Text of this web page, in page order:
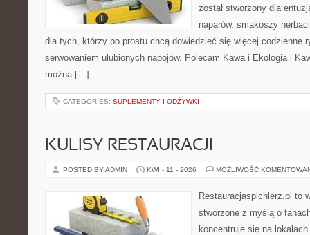
został stworzony dla
naparów, smakoszy
dla tych, którzy po prostu chcą dowiedzieć się więcej codzienne
serwowaniem ulubionych napojów. Polecam Kawa i Ekologia i
można […]
CATEGORIES: SUPLEMENTY I ODŻYWKI
KULISY RESTAURACJI
POSTED BY ADMIN KWI - 11 - 2026 MOŻLIWOŚĆ
Restauracjaspichlerz.pl to
stworzone z myślą o
koncentruje się na